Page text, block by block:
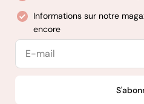
Informations sur notre
encore
E-